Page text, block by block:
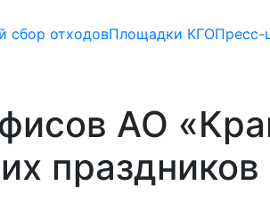
сбор отходовПлощадки КГОПресс-
АО
праздников